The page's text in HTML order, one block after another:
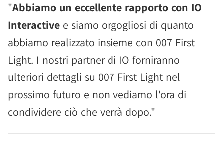
"Abbiamo un eccellente rapporto con IO
Interactive e siamo orgogliosi di quanto
abbiamo realizzato insieme con 007 First
Light. I nostri partner di IO forniranno
ulteriori dettagli su 007 First Light nel
prossimo futuro e non vediamo l'ora di
condividere ciò che verrà dopo."